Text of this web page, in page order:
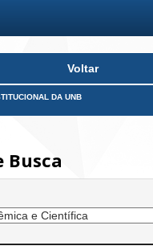
Voltar
DA UNB
Busca